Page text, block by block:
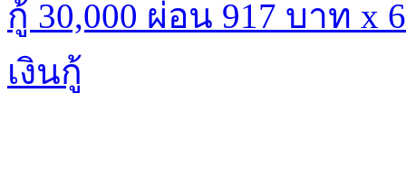
กู้ 30,000 ผ่อน 917 บาท x
เงินกู้